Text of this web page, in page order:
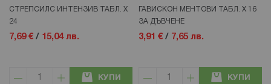
СТРЕПСИЛС ИНТЕНЗИВ ТАБЛ. Х
24
7,69 € / 15,04 лв.
КУПИ
ГАВИСКОН МЕНТОВИ ТАБЛ. Х 16
ЗА ДЪВЧЕНЕ
3,91 € / 7,65 лв.
КУПИ